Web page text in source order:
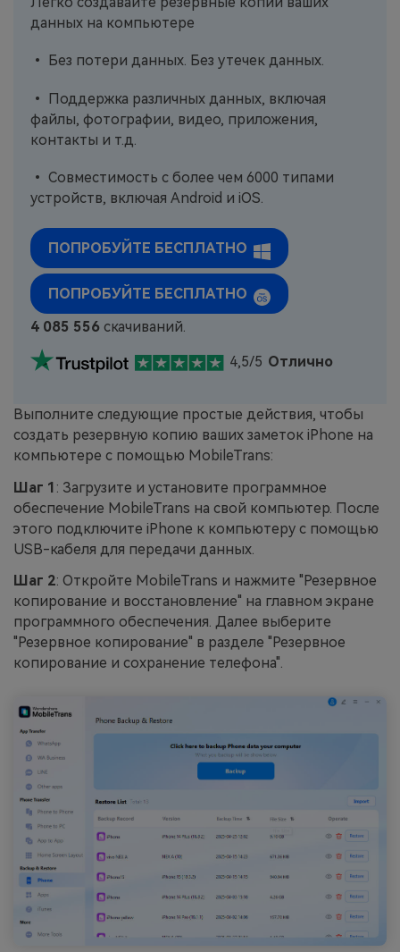
данных на компьютере
• Без потери данных. Без утечек данных.
• Поддержка различных данных, включая
файлы, фотографии, видео, приложения,
контакты и т.д.
• Совместимость с более чем 6000 типами
устройств, включая Android и iOS.
ПОПРОБУЙТЕ БЕСПЛАТНО
ПОПРОБУЙТЕ БЕСПЛАТНО
4 085 556 скачиваний.
4,5/5 Отлично
Выполните следующие простые действия, чтобы
создать резервную копию ваших заметок iPhone на
компьютере с помощью MobileTrans:
Шаг 1 : Загрузите и установите программное
обеспечение MobileTrans на свой компьютер. После
этого подключите iPhone к компьютеру с помощью
USB-кабеля для передачи данных.
Шаг 2: Откройте MobileTrans и нажмите "Резервное
копирование и восстановление" на главном экране
программного обеспечения. Далее выберите
"Резервное копирование" в разделе "Резервное
копирование и сохранение телефона".